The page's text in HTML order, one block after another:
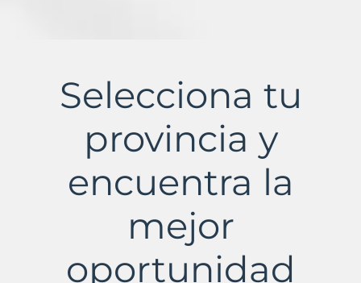
MurbalandsSelecciona tu
provincia y
encuentra la
mejor
oportunidad